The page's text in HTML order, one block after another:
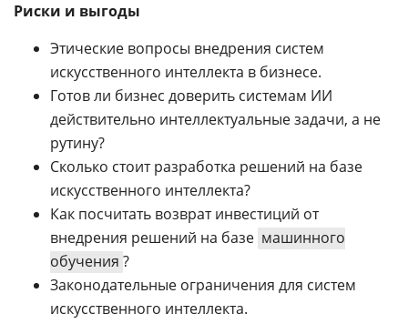
Риски и выгоды
Этические вопросы внедрения систем
искусственного интеллекта в бизнесе.
Готов ли бизнес доверить системам ИИ
действительно интеллектуальные задачи, а не
рутину?
Сколько стоит разработка решений на базе
искусственного интеллекта?
Как посчитать возврат инвестиций от
внедрения решений на базе машинного
обучения ?
Законодательные ограничения для систем
искусственного интеллекта.